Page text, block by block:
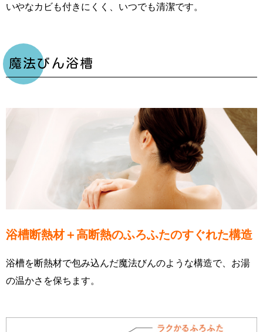
いやなカビも付きにくく、いつでも清潔です。
魔法びん浴槽
浴槽断熱材＋高断熱のふろふたのすぐれた構造
浴槽を断熱材で包み込んだ魔法びんのような構造で、お湯
の温かさを保ちます。